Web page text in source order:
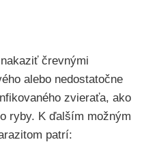
črevnými
alebo nedostatočne
zvieraťa, ako
ryby. K ďalším možným
patrí: